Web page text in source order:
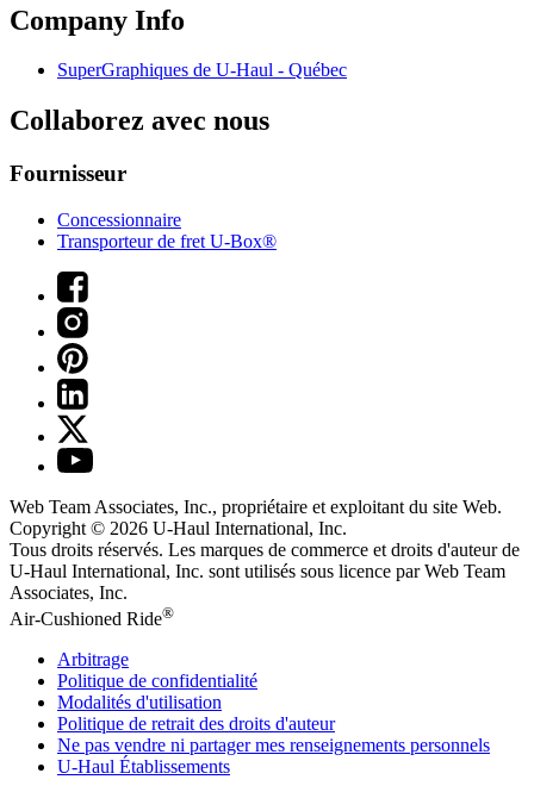
Company Info
SuperGraphiques de U-Haul - Québec
Collaborez avec nous
Fournisseur
Concessionnaire
Transporteur de fret U-Box®
Web Team Associates, Inc., propriétaire et exploitant du site Web.
Copyright © 2026 U-Haul International, Inc.
Tous droits réservés. Les marques de commerce et droits d'auteur de
U-Haul International, Inc. sont utilisés sous licence par Web Team
Associates, Inc.
Air-Cushioned Ride®
Arbitrage
Politique de confidentialité
Modalités d'utilisation
Politique de retrait des droits d'auteur
Ne pas vendre ni partager mes renseignements personnels
U-Haul Établissements